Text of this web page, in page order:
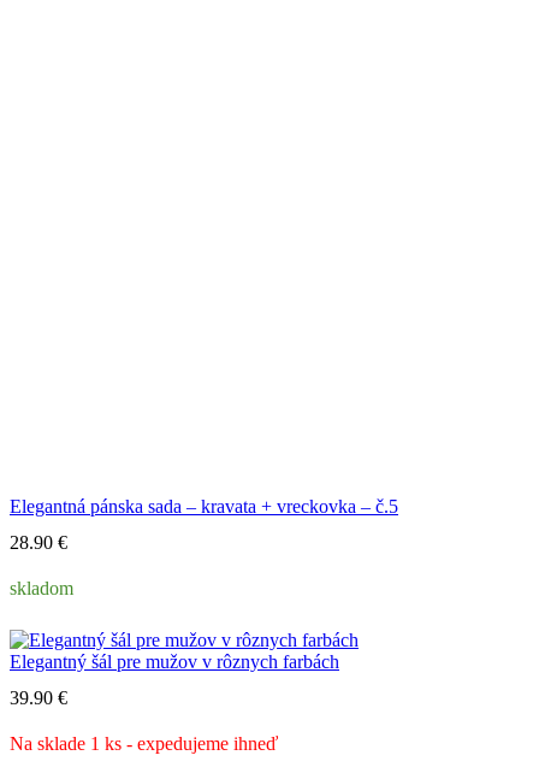
Elegantná pánska sada – kravata + vreckovka – č.5
28.90 €
skladom
Elegantný šál pre mužov v rôznych farbách
39.90 €
Na sklade 1 ks - expedujeme ihneď